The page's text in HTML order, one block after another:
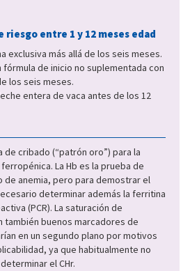
riesgo entre 1 y 12 meses edad
exclusiva más allá de los seis meses.
fórmula de inicio no suplementada con
los seis meses.
entera de vaca antes de los 12
de cribado (“patrón oro”) para la
La Hb es la prueba de
de anemia, pero para demostrar el
determinar además la ferritina
(PCR). La saturación de
también buenos marcadores de
en un segundo plano por motivos
ya que habitualmente no
el CHr.